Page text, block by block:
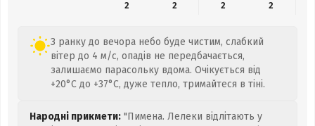
2
2 2 2
З ранку до вечора небо буде чистим, слабкий
вітер до 4 м/с, опадів не передбачається,
залишаємо парасольку вдома. Очікується від
+20°C до +37°C, дуже тепло, тримайтеся в тіні.
Народні прикмети: "Пимена. Лелеки відлітають у